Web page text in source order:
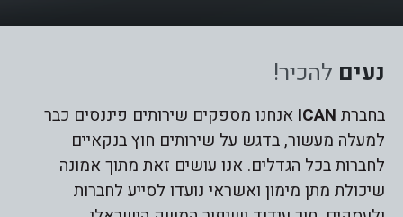
נעים להכיר!
בחברת ICAN אנחנו מספקים שירותים פיננסים כבר
למעלה מעשור, בדגש על שירותים חוץ בנקאיים
לחברות בכל הגדלים. אנו עושים זאת מתוך אמונה
שיכולת מתן מימון ואשראי נועדו לסייע לחברות